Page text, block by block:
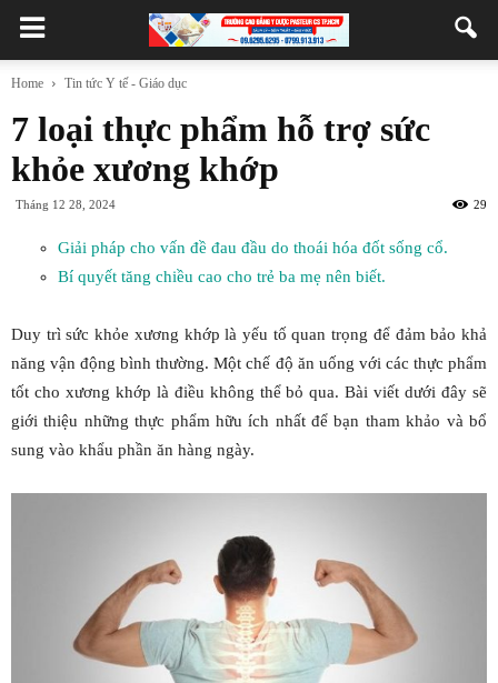
Home Tin tức Y tế - Giáo dục
7 loại thực phẩm hỗ trợ sức
khỏe xương khớp
Tháng 12 28, 2024 29
Giải pháp cho vấn đề đau đầu do thoái hóa đốt sống cổ.
Bí quyết tăng chiều cao cho trẻ ba mẹ nên biết.
Duy trì sức khỏe xương khớp là yếu tố quan trọng để đảm bảo khả
năng vận động bình thường. Một chế độ ăn uống với các thực phẩm
tốt cho xương khớp là điều không thể bỏ qua. Bài viết dưới đây sẽ
giới thiệu những thực phẩm hữu ích nhất để bạn tham khảo và bổ
sung vào khẩu phần ăn hàng ngày.